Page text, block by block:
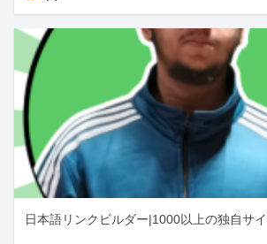
日本語リンクビルダー|1000以上の独自サ